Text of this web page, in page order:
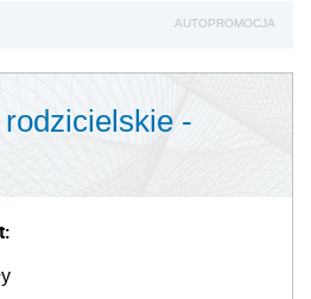
AUTOPROMOCJA
-